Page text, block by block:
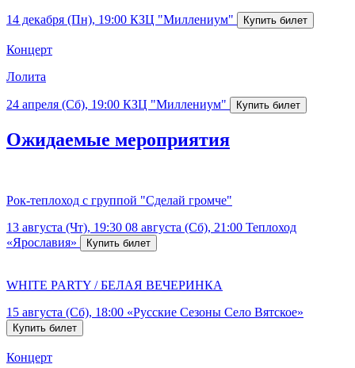
14 декабря (Пн), 19:00 КЗЦ "Миллениум"
Концерт
Лолита
24 апреля (Сб), 19:00 КЗЦ "Миллениум"
Ожидаемые мероприятия
Рок-теплоход с группой "Сделай громче"
13 августа (Чт), 19:30 08 августа (Сб), 21:00 Теплоход
«Ярославия»
WHITE PARTY / БЕЛАЯ ВЕЧЕРИНКА
15 августа (Сб), 18:00 «Русские Сезоны Село Вятское»
Концерт